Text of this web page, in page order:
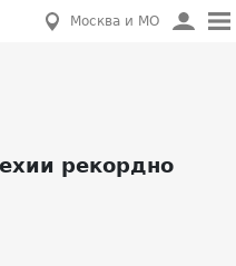
Москва и МО
рекордно